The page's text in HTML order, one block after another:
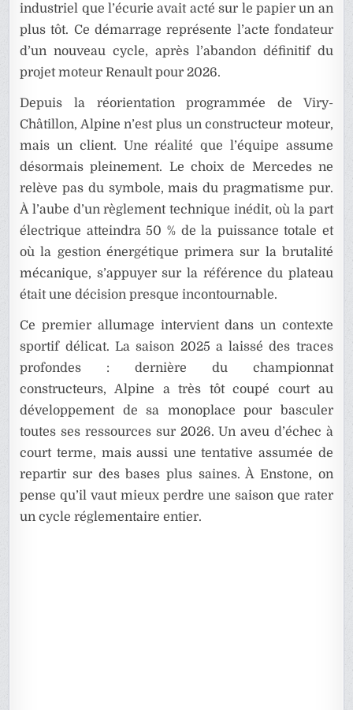
industriel que l’écurie avait acté sur le papier un an
plus tôt. Ce démarrage représente l’acte fondateur
d’un nouveau cycle, après l’abandon définitif du
projet moteur Renault pour 2026.
Depuis la réorientation programmée de Viry-
Châtillon, Alpine n’est plus un constructeur moteur,
mais un client. Une réalité que l’équipe assume
désormais pleinement. Le choix de Mercedes ne
relève pas du symbole, mais du pragmatisme pur.
À l’aube d’un règlement technique inédit, où la part
électrique atteindra 50 % de la puissance totale et
où la gestion énergétique primera sur la brutalité
mécanique, s’appuyer sur la référence du plateau
était une décision presque incontournable.
Ce premier allumage intervient dans un contexte
sportif délicat. La saison 2025 a laissé des traces
profondes : dernière du championnat
constructeurs, Alpine a très tôt coupé court au
développement de sa monoplace pour basculer
toutes ses ressources sur 2026. Un aveu d’échec à
court terme, mais aussi une tentative assumée de
repartir sur des bases plus saines. À Enstone, on
pense qu’il vaut mieux perdre une saison que rater
un cycle réglementaire entier.